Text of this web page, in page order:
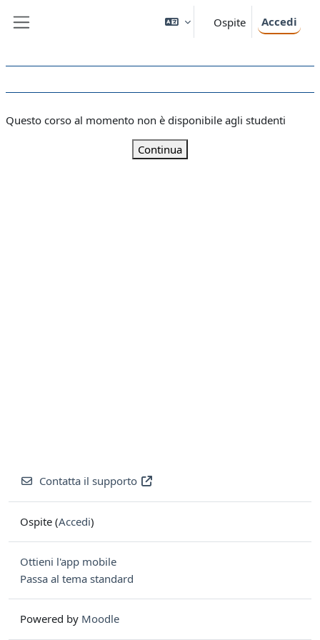
Ospite Accedi
Questo corso al momento non è disponibile agli studenti
Continua
Contatta il supporto
Ospite (Accedi)
Ottieni l'app mobile
Passa al tema standard
Powered by Moodle